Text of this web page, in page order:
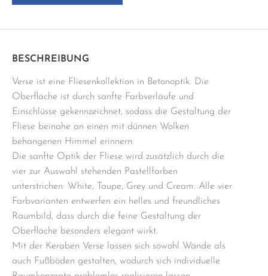
BESCHREIBUNG
Verse ist eine Fliesenkollektion in Betonoptik. Die
Oberfläche ist durch sanfte Farbverläufe und
Einschlüsse gekennzeichnet, sodass die Gestaltung der
Fliese beinahe an einen mit dünnen Wolken
behangenen Himmel erinnern.
Die sanfte Optik der Fliese wird zusätzlich durch die
vier zur Auswahl stehenden Pastellfarben
unterstrichen: White, Taupe, Grey und Cream. Alle vier
Farbvarianten entwerfen ein helles und freundliches
Raumbild, dass durch die feine Gestaltung der
Oberfläche besonders elegant wirkt.
Mit der Keraben Verse lassen sich sowohl Wände als
auch Fußböden gestalten, wodurch sich individuelle